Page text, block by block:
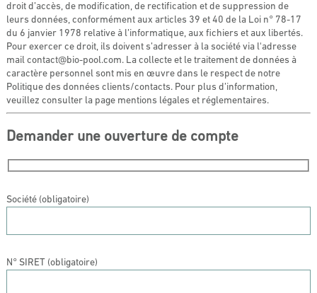
droit d’accès, de modification, de rectification et de suppression de
leurs données, conformément aux articles 39 et 40 de la Loi n° 78-17
du 6 janvier 1978 relative à l’informatique, aux fichiers et aux libertés.
Pour exercer ce droit, ils doivent s’adresser à la société via l'adresse
mail contact@bio-pool.com. La collecte et le traitement de données à
caractère personnel sont mis en œuvre dans le respect de notre
Politique des données clients/contacts. Pour plus d’information,
veuillez consulter la page mentions légales et réglementaires.
Demander une ouverture de compte
Société (obligatoire)
N° SIRET (obligatoire)